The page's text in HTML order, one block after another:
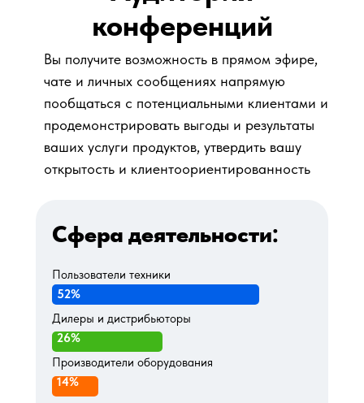
52%
26%
14%
Сфера деятельности:
Пользователи техники
Дилеры и дистрибьюторы
Производители оборудования
конференций
Вы получите возможность в прямом эфире,
чате и личных сообщениях напрямую
пообщаться с потенциальными клиентами и
продемонстрировать выгоды и результаты
ваших услуги продуктов, утвердить вашу
открытость и клиентоориентированность